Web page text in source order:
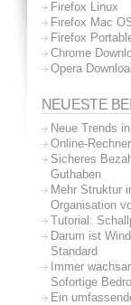
Firefox Linux
Firefox Mac
Firefox
Chrome
Opera
NEUESTE
Neue Trends
Online-
Sicheres
Guthaben
Mehr Struktur
Organisation
Tutorial:
Darum ist
Standard
Immer
Sofortige
Ein